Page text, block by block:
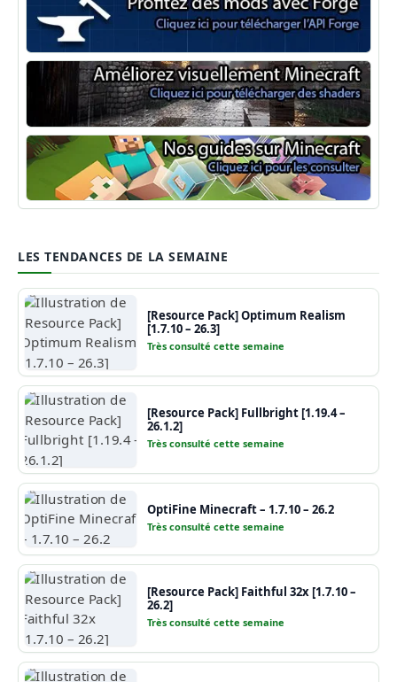
Minecraft Forge
Shaders Minecraft
Guide Minecraft
LES TENDANCES DE LA SEMAINE
[Resource Pack] Optimum Realism
[1.7.10 – 26.3]
Très consulté cette semaine
[Resource Pack] Fullbright [1.19.4 –
26.1.2]
Très consulté cette semaine
OptiFine Minecraft – 1.7.10 – 26.2
Très consulté cette semaine
[Resource Pack] Faithful 32x [1.7.10 –
26.2]
Très consulté cette semaine